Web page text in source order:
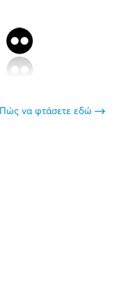
Πώς να φτάσετε εδώ